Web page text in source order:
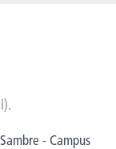
- Campus